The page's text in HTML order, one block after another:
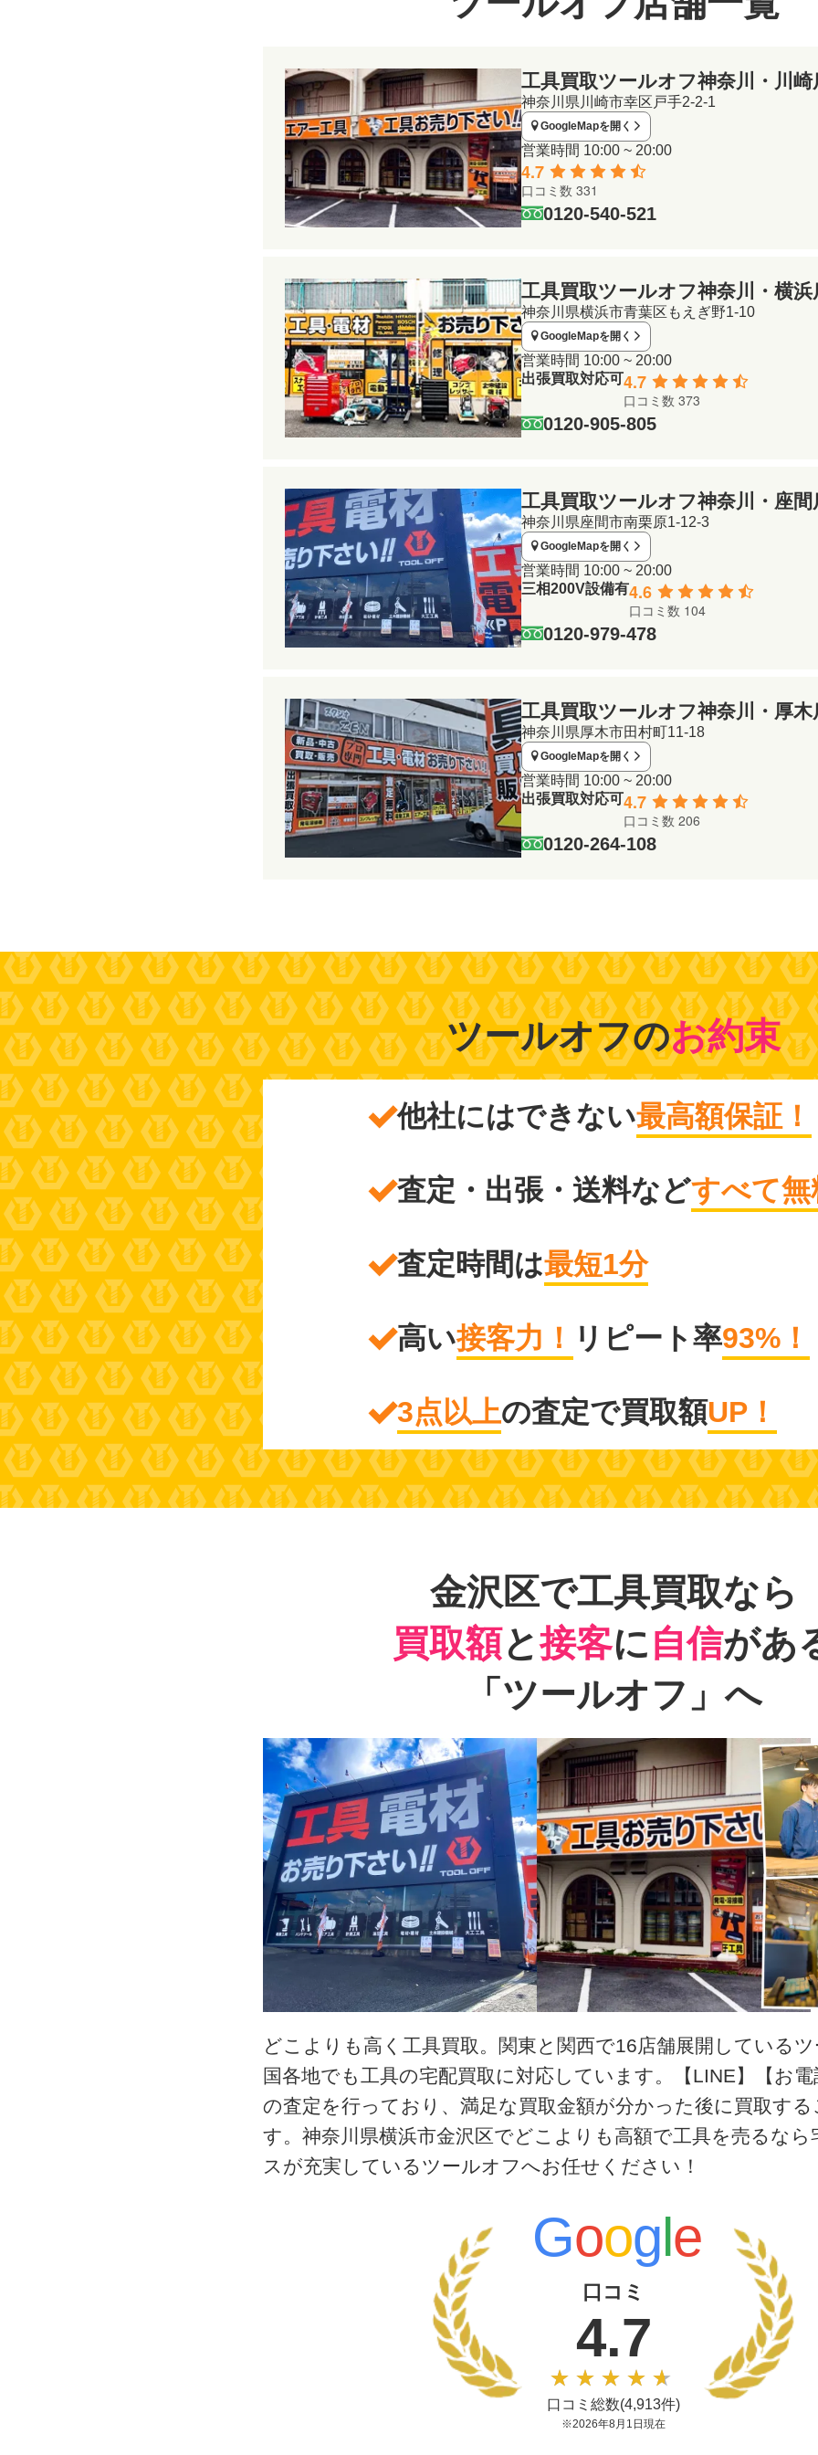
工具買取ツールオフ神奈川・川崎
神奈川県川崎市幸区戸手2-2-1
GoogleMapを開く
営業時間 10:00 ~ 20:00
4.7
口コミ数 331
0120-540-521
工具買取ツールオフ神奈川・横浜
神奈川県横浜市青葉区もえぎ野1-10
GoogleMapを開く
営業時間 10:00 ~ 20:00
出張買取対応可4.7
口コミ数 373
0120-905-805
工具買取ツールオフ神奈川・座間
神奈川県座間市南栗原1-12-3
GoogleMapを開く
営業時間 10:00 ~ 20:00
三相200V設備有4.6
口コミ数 104
0120-979-478
工具買取ツールオフ神奈川・厚木
神奈川県厚木市田村町11-18
GoogleMapを開く
営業時間 10:00 ~ 20:00
出張買取対応可4.7
口コミ数 206
0120-264-108
ツールオフのお約束
他社にはできない最高額保証！
査定・出張・送料などすべて無
査定時間は最短1分
高い接客力！ リピート率93%！
3点以上の査定で買取額UP！
金沢区で工具買取なら
買取額と接客に自信があ
「ツールオフ」へ
どこよりも高く工具買取。関東と関西で16店舗展開している
国各地でも工具の宅配買取に対応しています。【LINE】【お
の査定を行っており、満足な買取金額が分かった後に買取す
す。神奈川県横浜市金沢区でどこよりも高額で工具を売るなら
スが充実しているツールオフへお任せください！
Goog e
口コミ
4.7
口コミ総数(4,913件)
※2026年8月1日現在